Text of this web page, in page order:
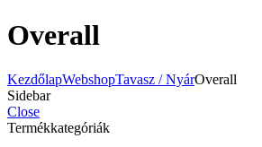
Overall
KezdőlapWebshopTavasz / NyárOverall
Sidebar
Close
Termékkategóriák